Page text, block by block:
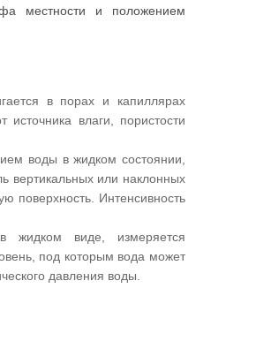
местности и положением
в порах и капиллярах
источника влаги, пористости
воды в жидком состоянии,
вертикальных или наклонных
поверхность. Интенсивность
жидком виде, измеряется
под которым вода может
давления воды.